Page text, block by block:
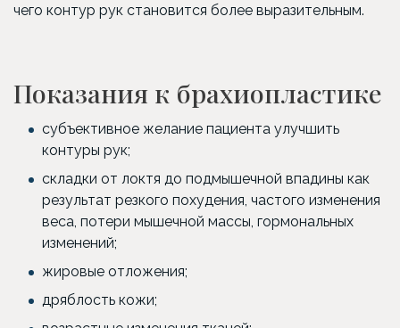
чего контур рук становится более выразительным.
Показания к брахиопластике
субъективное желание пациента улучшить
контуры рук;
складки от локтя до подмышечной впадины как
результат резкого похудения, частого изменения
веса, потери мышечной массы, гормональных
изменений;
жировые отложения;
дряблость кожи;